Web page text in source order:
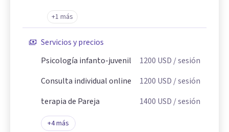
+1 más
Servicios y precios
Psicología infanto-juvenil
1200 USD / sesión
Consulta individual online
1200 USD / sesión
terapia de Pareja
1400 USD / sesión
+4más